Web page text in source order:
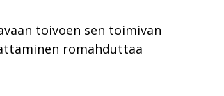
toivoen sen toimivan
romahduttaa